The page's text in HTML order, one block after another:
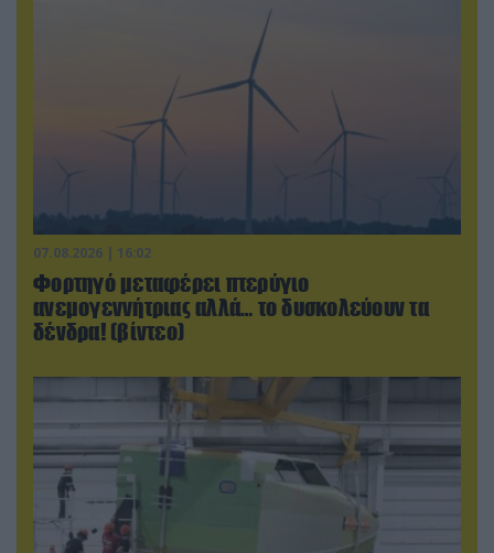
07.08.2026 | 16:02
Φορτηγό μεταφέρει πτερύγιο
ανεμογεννήτριας αλλά… το δυσκολεύουν τα
δένδρα! (βίντεο)